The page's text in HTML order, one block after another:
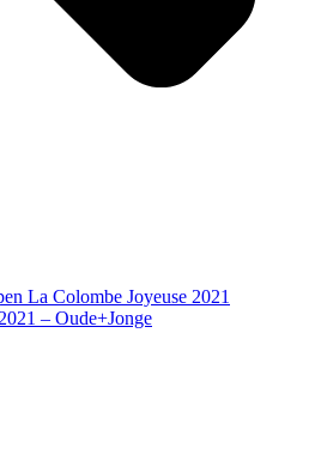
La Colombe Joyeuse 2021
– Oude+Jonge